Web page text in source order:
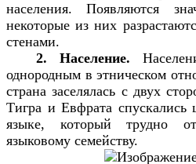
населения. Появляются
некоторые из них
стенами.
2. Население.
однородным в этническом
страна заселялась с двух
Тигра и Евфрата
языке, который трудно
языковому семейству.